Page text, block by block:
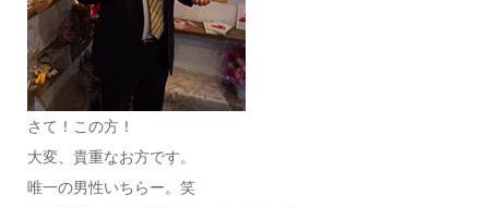
さて！この方！
大変、貴重なお方です。
唯一の男性いちらー。笑